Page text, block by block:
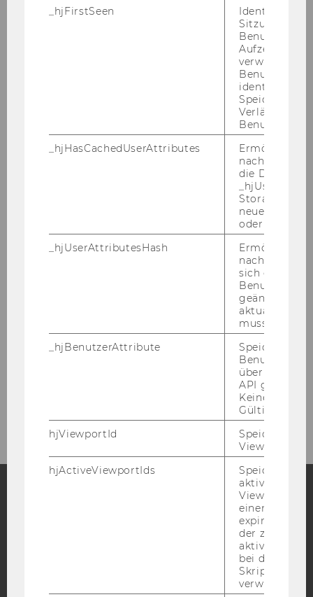
Coaching Sessions
This is not waste
Förderer
Blog
Bluesky
_hjFirstSeen
Identifiziert
Sitzung eines
Benutzers.
verwendet,
identifizieren.
Verlängert
_hjHasCachedUserAttributes
Ermöglicht
die Daten in
Storage auf
neuesten
oder nicht.
_hjUserAttributesHash
Ermöglicht
sich ein
geändert hat
aktualisiert
muss.
_hjBenutzerAttribute
Speichert
über die
API gesendet
Keine
hjViewportId
Speichert
Viewport-
hjActiveViewportIds
Speichert die
aktiven
Viewports.
einen
der zur
aktiver
bei der
verwendet